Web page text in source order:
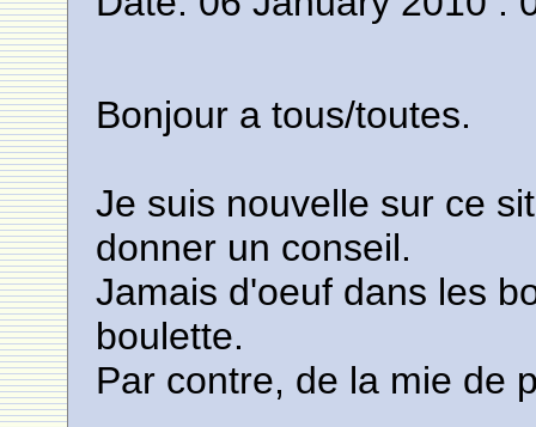
Bonjour a tous/toutes.
Je suis nouvelle sur ce
donner un conseil.
Jamais d'oeuf dans les
boulette.
Par contre, de la mie de